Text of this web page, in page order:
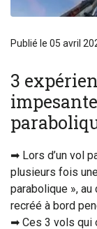
Publié le 05 avril
3
➡ Lors d’un vol
plusieurs fois
parabolique », au
recréé à bord
➡ Ces 3 vols qui